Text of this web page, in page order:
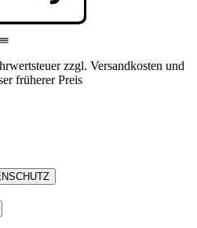
zzgl. Versandkosten und
früherer Preis